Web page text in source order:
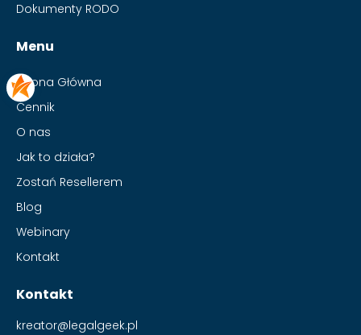
Dokumenty RODO
Menu
Strona Główna
Cennik
O nas
Jak to działa?
Zostań Resellerem
Blog
Webinary
Kontakt
Kontakt
kreator@legalgeek.pl